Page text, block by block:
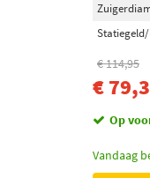
€ 114,95
€
Op
Vandaag